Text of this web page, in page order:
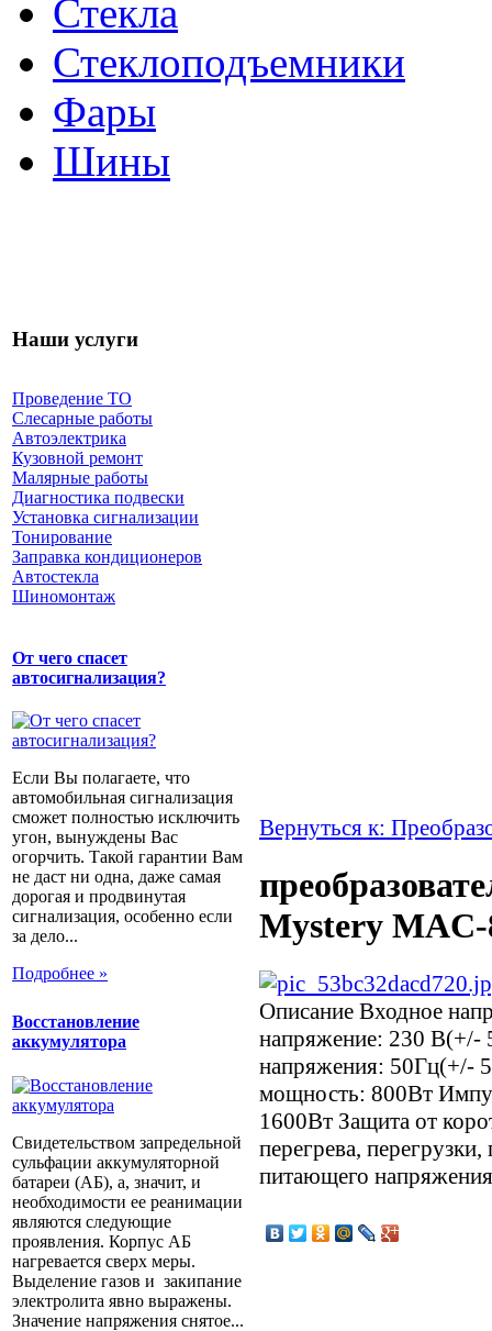
Стекла
Стеклоподъемники
Фары
Шины
Наши услуги
Проведение ТО
Слесарные работы
Автоэлектрика
Кузовной ремонт
Малярные работы
Диагностика подвески
Установка сигнализации
Тонирование
Заправка кондиционеров
Автостекла
Шиномонтаж
От чего спасет
автосигнализация?
Если Вы полагаете, что
автомобильная сигнализация
сможет полностью исключить
угон, вынуждены Вас
огорчить. Такой гарантии Вам
не даст ни одна, даже самая
дорогая и продвинутая
сигнализация, особенно если
за дело...
Подробнее »
Восстановление
аккумулятора
Свидетельством запредельной
сульфации аккумуляторной
батареи (АБ), а, значит, и
необходимости ее реанимации
являются следующие
проявления. Корпус АБ
нагревается сверх меры.
Выделение газов и закипание
электролита явно выражены.
Значение напряжения снятое...
Вернуться к:
Mystery MAC-
Описание Входное
напряжение: 230 В(+/-
напряжения: 50Гц(+/-
мощность: 800Вт
1600Вт Защита от
перегрева,
питающего